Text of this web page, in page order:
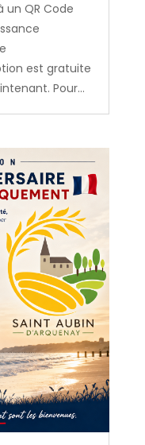
QR Code
est gratuite
Pour...